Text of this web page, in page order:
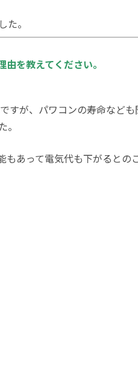
。
を教えてください。
すが、パワコンの寿命など
あって電気代も下がるとの